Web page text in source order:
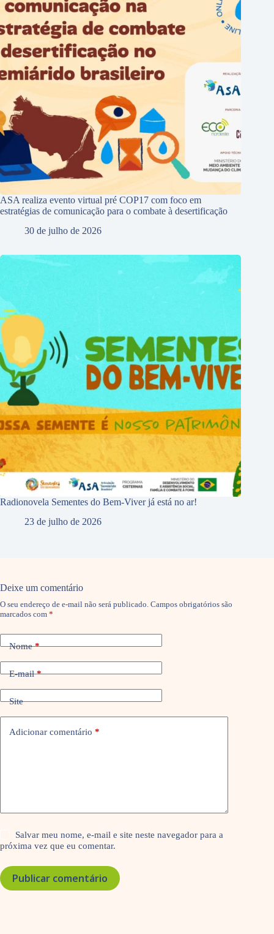
ASA realiza evento virtual pré COP17 com foco em
estratégias de comunicação para o combate à desertificação
30 de julho de 2026
Radionovela Sementes do Bem-Viver já está no ar!
23 de julho de 2026
Deixe um comentário
O seu endereço de e-mail não será publicado. Campos obrigatórios são
marcados com *
Nome*
E-mail*
Site
Adicionar comentário *
Salvar meu nome, e-mail e site neste navegador para a
próxima vez que eu comentar.
Publicar comentário